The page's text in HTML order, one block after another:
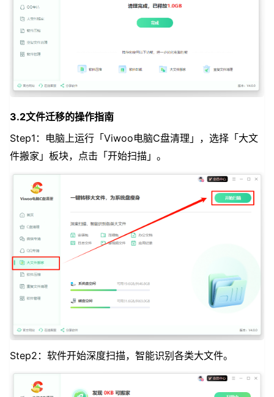
3.2文件迁移的操作指南
Step1：电脑上运行「Viwoo电脑C盘清理」，选择「大文
件搬家」板块，点击「开始扫描」。
Step2：软件开始深度扫描，智能识别各类大文件。